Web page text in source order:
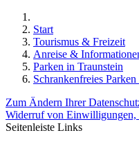
Start
Tourismus & Freizeit
Anreise &
Parken in Traunstein
Schrankenfreies
Zum Ändern Ihrer
Widerruf von Einwilligungen,
Seitenleiste Links